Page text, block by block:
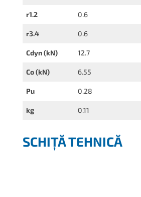
r1.2 0.6
r3.4 0.6
Cdyn (kN) 12.7
Co (kN) 6.55
Pu 0.28
kg 0.11
SCHIȚĂ TEHNICĂ